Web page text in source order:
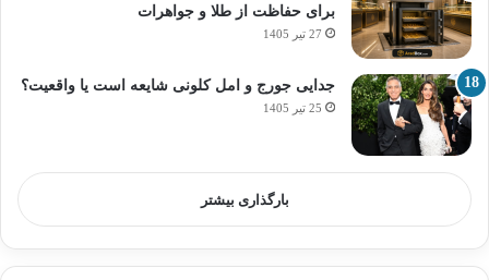
برای حفاظت از طلا و جواهرات
27 تیر 1405
جدایی جورج و امل کلونی شایعه است یا واقعیت؟
25 تیر 1405
بارگذاری بیشتر